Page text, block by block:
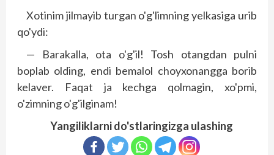
Xotinim jilmayib turgan o'g'limning yelkasiga urib
qo'ydi:
— Barakalla, ota o'g'il! Tosh otangdan pulni
boplab olding, endi bemalol choyxonangga borib
kelaver. Faqat ja kechga qolmagin, xo'pmi,
o'zimning o'g'ilginam!
Yangiliklarni do'stlaringizga ulashing